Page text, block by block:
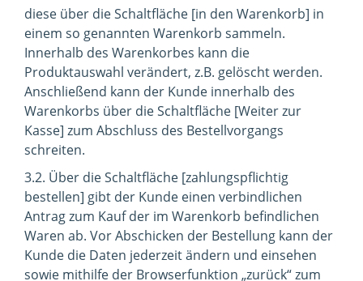
diese über die Schaltfläche [in den Warenkorb] in
einem so genannten Warenkorb sammeln.
Innerhalb des Warenkorbes kann die
Produktauswahl verändert, z.B. gelöscht werden.
Anschließend kann der Kunde innerhalb des
Warenkorbs über die Schaltfläche [Weiter zur
Kasse] zum Abschluss des Bestellvorgangs
schreiten.
3.2. Über die Schaltfläche [zahlungspflichtig
bestellen] gibt der Kunde einen verbindlichen
Antrag zum Kauf der im Warenkorb befindlichen
Waren ab. Vor Abschicken der Bestellung kann der
Kunde die Daten jederzeit ändern und einsehen
sowie mithilfe der Browserfunktion „zurück“ zum